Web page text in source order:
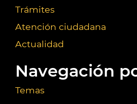
Trámites
Atención ciudadana
Actualidad
Navegación
Temas